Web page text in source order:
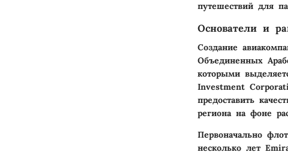
путешествий для
Основатели и
Создание
Объединенных
которыми
Investment
предоставить
региона на фоне
Первоначально
несколько лет